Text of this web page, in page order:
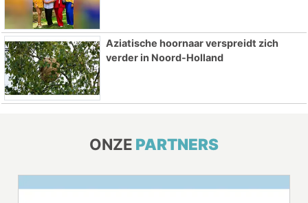
Aziatische hoornaar verspreidt zich
verder in Noord-Holland
ONZE PARTNERS